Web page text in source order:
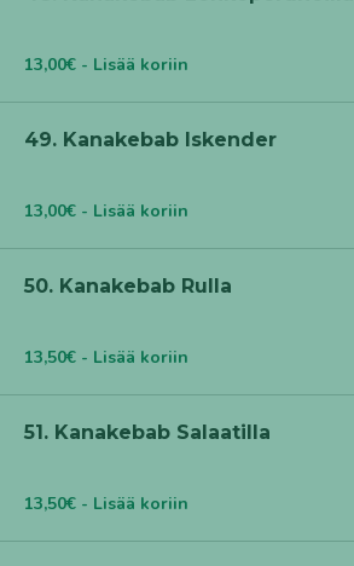
13,00€ - Lisää koriin
49. Kanakebab Iskender
13,00€ - Lisää koriin
50. Kanakebab Rulla
13,50€ - Lisää koriin
51. Kanakebab Salaatilla
13,50€ - Lisää koriin